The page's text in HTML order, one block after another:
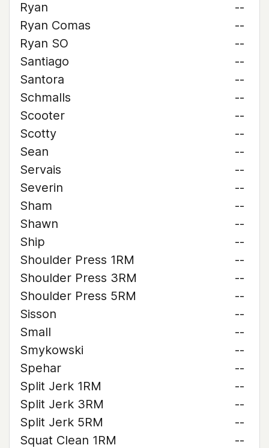
Ryan
--
Ryan Comas
--
Ryan SO
--
Santiago
--
Santora
--
Schmalls
--
Scooter
--
Scotty
--
Sean
--
Servais
--
Severin
--
Sham
--
Shawn
--
Ship
--
Shoulder Press 1RM
--
Shoulder Press 3RM
--
Shoulder Press 5RM
--
Sisson
--
Small
--
Smykowski
--
Spehar
--
Split Jerk 1RM
--
Split Jerk 3RM
--
Split Jerk 5RM
--
Squat Clean 1RM
--